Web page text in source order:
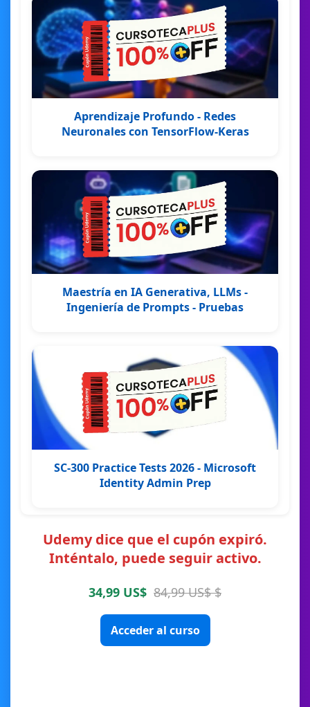
Aprendizaje Profundo - Redes
Neuronales con TensorFlow-Keras
Maestría en IA Generativa, LLMs -
Ingeniería de Prompts - Pruebas
SC-300 Practice Tests 2026 - Microsoft
Identity Admin Prep
Udemy dice que el cupón expiró.
Inténtalo, puede seguir activo.
34,99 US$ 84,99 US$ $
Acceder al curso